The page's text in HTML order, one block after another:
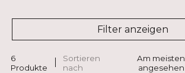
Filter anzeigen
6
Produkte
Sortieren
nach
Am meisten
angesehen